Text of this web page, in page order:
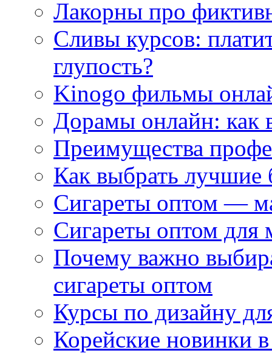
Лакорны про
Сливы курсов:
глупость?
Kinogo фильмы
Дорамы онлайн: как
Преимущества
Как выбрать
Сигареты оптом —
Сигареты оптом для
Почему важно
сигареты оптом
Курсы по дизайну
Корейские новинки